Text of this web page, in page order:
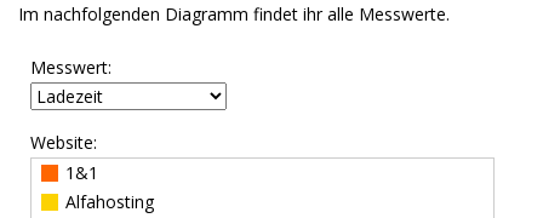
Im nachfolgenden Diagramm findet ihr alle Messwerte.
Messwert:
Website:
1&1
Alfahosting